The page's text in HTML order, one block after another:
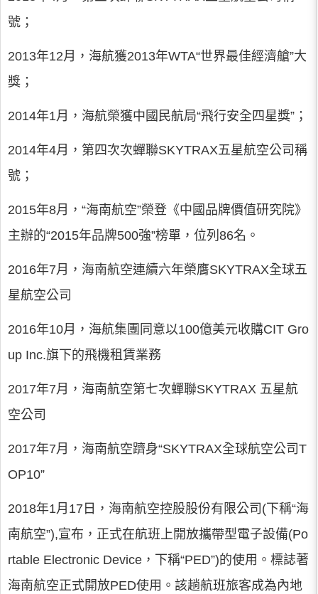
號；
2013年12月，海航獲2013年WTA“世界最佳經濟艙”大
獎；
2014年1月，海航榮獲中國民航局“飛行安全四星獎”；
2014年4月，第四次次蟬聯SKYTRAX五星航空公司稱
號；
2015年8月，“海南航空”榮登《中國品牌價值研究院》
主辦的“2015年品牌500強”榜單，位列86名。
2016年7月，海南航空連續六年榮膺SKYTRAX全球五
星航空公司
2016年10月，海航集團同意以100億美元收購CIT Gro
up Inc.旗下的飛機租賃業務
2017年7月，海南航空第七次蟬聯SKYTRAX 五星航
空公司
2017年7月，海南航空躋身“SKYTRAX全球航空公司T
OP10”
2018年1月17日，海南航空控股股份有限公司(下稱“海
南航空”),宣布，正式在航班上開放攜帶型電子設備(Po
rtable Electronic Device，下稱“PED”)的使用。標誌著
海南航空正式開放PED使用。該趟航班旅客成為內地